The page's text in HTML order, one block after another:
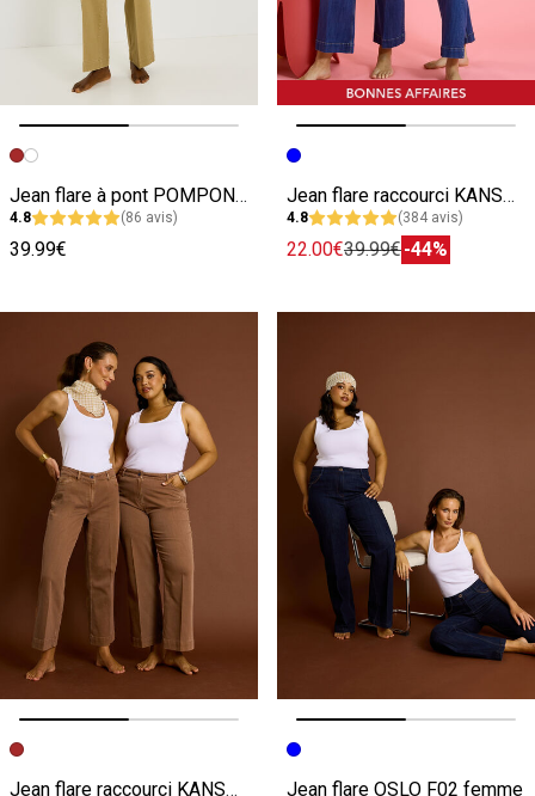
Image précédente
Image suivante
Jean flare à pont POMPON F02 femme
4.8 (86 avis)
39.99€
Image précédente
Image suivante
Jean flare raccourci KANSAS RF02 femme
4.8 (384 avis)
22.00€39.99€-44%
Image précédente
Image suivante
Jean flare raccourci KANSAS RF02 femme
Image précédente
Image suivante
Jean flare OSLO F02 femme